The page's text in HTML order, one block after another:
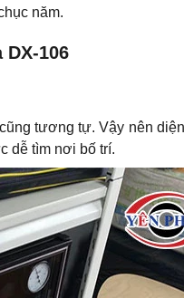
năm.
106
tương tự. Vậy nên
dễ tìm nơi bố trí.